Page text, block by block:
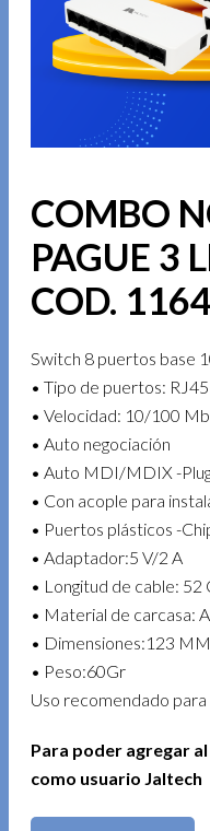
COMBO
PAGUE 3
COD.
Switch 8 puertos base
• Tipo de puertos: RJ45
• Velocidad: 10/100
• Auto negociación
• Auto MDI/MDIX -
• Con acople para
• Puertos plásticos -
• Adaptador:5 V/2 A
• Longitud de cable: 52
• Material de carcasa:
• Dimensiones:123
• Peso:60Gr
Uso recomendado
Para poder agregar
como usuario Jaltech